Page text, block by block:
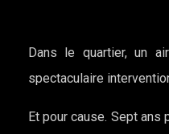
Dans le quartier, un
spectaculaire
Et pour cause. Sept